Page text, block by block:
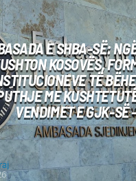
E SHBA-SË:
KOSOVËS,
TË
ME
VENDIMET E GJK-SË